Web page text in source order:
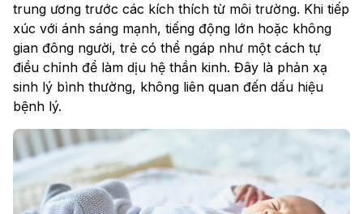
trung ương trước các kích thích từ môi trường. Khi tiếp
xúc với ánh sáng mạnh, tiếng động lớn hoặc không
gian đông người, trẻ có thể ngáp như một cách tự
điều chỉnh để làm dịu hệ thần kinh. Đây là phản xạ
sinh lý bình thường, không liên quan đến dấu hiệu
bệnh lý.